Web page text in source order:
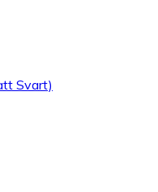
Svart)